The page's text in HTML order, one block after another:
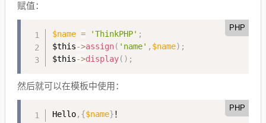
赋值：
PHP
$name = 'ThinkPHP' ;
$this->assign( 'name' , $name) ;
$this->display( ) ;
然后就可以在模板中使用：
PHP
Hello, {$name}！